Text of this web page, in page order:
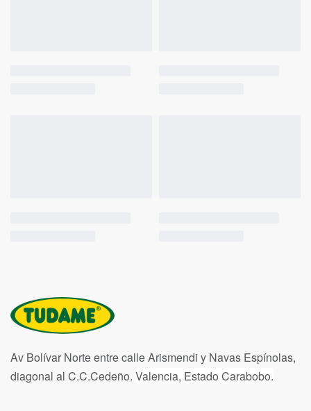
Av Bolívar Norte entre calle Arismendi y Navas Espínolas,
diagonal al C.C.Cedeño. Valencia, Estado Carabobo.